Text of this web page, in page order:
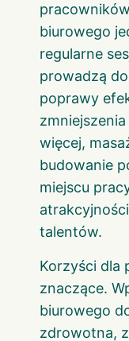
biurowego
regularne
prowadzą
poprawy
więcej,
budowanie
miejscu
talentów.
Korzyści dla
znaczące.
biurowego
zdrowotna,